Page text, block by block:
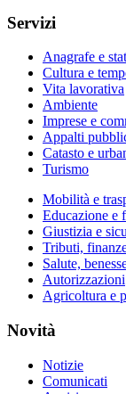
Servizi
Anagrafe e
Cultura e
Vita lavorativa
Ambiente
Imprese e
Appalti
Catasto e
Turismo
Mobilità e
Educazione e
Giustizia e
Tributi,
Salute,
Autorizzazioni
Agricoltura e
Novità
Notizie
Comunicati